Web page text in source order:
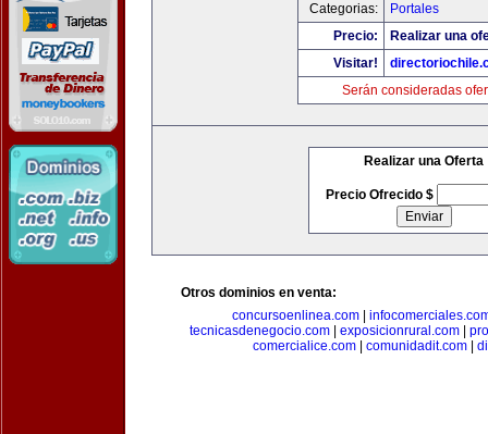
Categorias:
Portales
Precio:
Realizar una
Visitar!
Serán consideradas
Realizar una Oferta
Precio Ofrecido $
Otros dominios en venta:
concursoenlinea.com|
tecnicasdenegocio.com
exposicionrural.com
comercialice.com| comunidadit.com|